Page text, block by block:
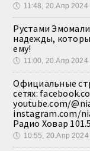
🕔 11:48, 20.Апр 2024
Рустами
надежды,
ему!
🕔 11:00, 20.Апр 2024
Официальные
сетях:
youtube.com/
instagram.com/
Радио Ховар
🕔 10:55, 20.Апр 2024